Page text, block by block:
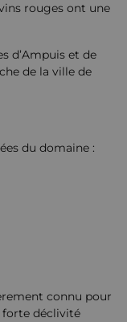
rouges ont une
d’Ampuis et de
de la ville de
du domaine :
connu pour
forte déclivité